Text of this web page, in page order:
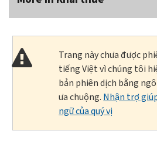
Trang này chưa được
tiếng Việt vì chúng tôi
bản phiên dịch bằng
ưa chuộng. Nhận trợ
ngữ của quý vị